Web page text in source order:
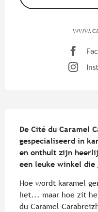
De Cité du Caramel
gespecialiseerd in
en onthult zijn
een leuke winkel
Hoe wordt karamel
het... maar hoe zit
du Caramel